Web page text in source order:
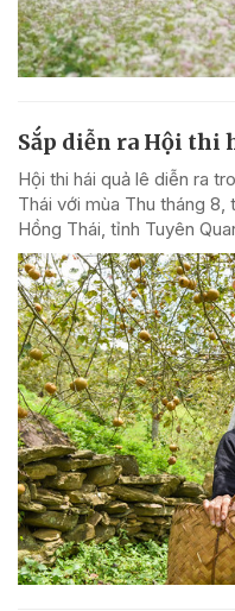
Sắp diễn ra Hội thi
Hội thi hái quả lê diễn ra
Thái với mùa Thu tháng
Hồng Thái, tỉnh Tuyên